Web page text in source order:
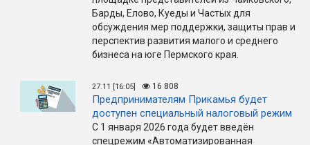
Барды, Елово, Куеды и Частых для
обсуждения мер поддержки, защиты прав и
перспектив развития малого и среднего
бизнеса на юге Пермского края.
27.11 [16:05] 16 808
Предпринимателям Прикамья будет
доступен специальный налоговый режим
С 1 января 2026 года будет введён
спецрежим «Автоматизированная